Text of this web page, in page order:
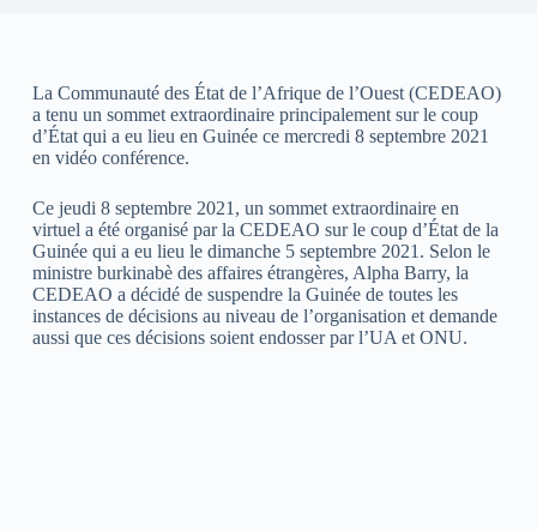
La Communauté des État de l’Afrique de l’Ouest (CEDEAO)
a tenu un sommet extraordinaire principalement sur le coup
d’État qui a eu lieu en Guinée ce mercredi 8 septembre 2021
en vidéo conférence.
Ce jeudi 8 septembre 2021, un sommet extraordinaire en
virtuel a été organisé par la CEDEAO sur le coup d’État de la
Guinée qui a eu lieu le dimanche 5 septembre 2021. Selon le
ministre burkinabè des affaires étrangères, Alpha Barry, la
CEDEAO a décidé de suspendre la Guinée de toutes les
instances de décisions au niveau de l’organisation et demande
aussi que ces décisions soient endosser par l’UA et ONU.